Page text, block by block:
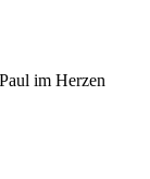
im Herzen